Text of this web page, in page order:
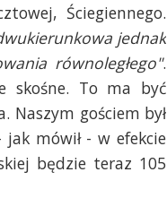
Ściegiennego.
jednak
równoległego".
skośne. To ma być
gościem był
mówił - w efekcie
będzie teraz 105